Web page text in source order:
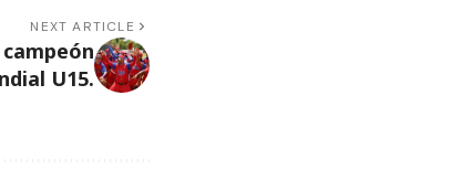
NEXT ARTICLE
U15.